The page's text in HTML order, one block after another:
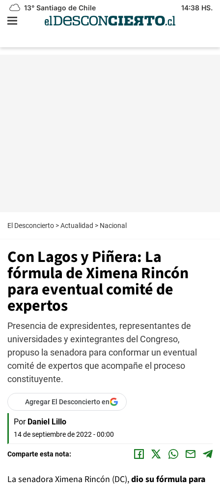
13° Santiago de Chile 14:38 HS.
El Desconcierto >Actualidad > Nacional
Con Lagos y Piñera: La
fórmula de Ximena Rincón
para eventual comité de
expertos
Presencia de expresidentes, representantes de
universidades y exintegrantes del Congreso,
propuso la senadora para conformar un eventual
comité de expertos que acompañe el proceso
constituyente.
Agregar El Desconcierto en
Por Daniel Lillo
14 de septiembre de 2022 - 00:00
Comparte esta nota:
La senadora Ximena Rincón (DC),dio su fórmula para